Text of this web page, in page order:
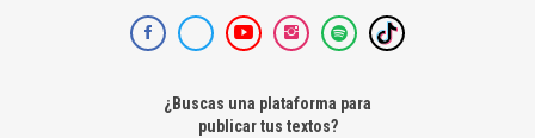
¿Buscas una plataforma para
publicar tus textos?